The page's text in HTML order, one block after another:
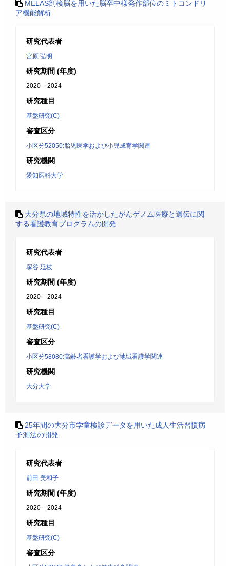
MELAS剖検脳を用いた脳卒中様発作部位のミトコンドリ
ア機能解析
研究代表者
宮原 弘明
研究期間 (年度)
2020 – 2024
研究種目
基盤研究(C)
審査区分
小区分52050:胎児医学および小児成育学関連
研究機関
愛知医科大学
大分県の地域特性を活かしたがんゲノム医療と遺伝に関
する看護教育プログラムの開発
研究代表者
塚谷 延枝
研究期間 (年度)
2020 – 2024
研究種目
基盤研究(C)
審査区分
小区分58080:高齢者看護学および地域看護学関連
研究機関
大分大学
25年間の大分市学童検診データを用いた成人生活習慣病
予測法の開発
研究代表者
前田 美和子
研究期間 (年度)
2020 – 2024
研究種目
基盤研究(C)
審査区分